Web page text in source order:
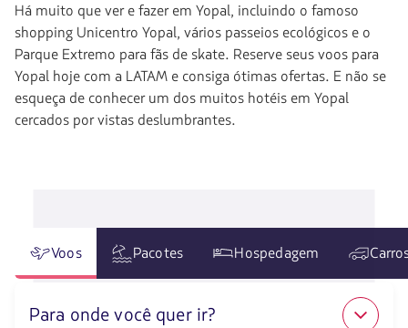
Há muito que ver e fazer em Yopal, incluindo o famoso
shopping Unicentro Yopal, vários passeios ecológicos e o
Parque Extremo para fãs de skate. Reserve seus voos para
Yopal hoje com a LATAM e consiga ótimas ofertas. E não se
esqueça de conhecer um dos muitos hotéis em Yopal
cercados por vistas deslumbrantes.
Voos Pacotes Hospedagem
Para onde você quer ir?